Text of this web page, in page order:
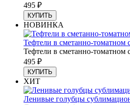
495 ₽
КУПИТЬ
НОВИНКА
Тефтели в сметанно-томатном
Тефтели в сметанно-томатном
495 ₽
КУПИТЬ
ХИТ
Ленивые голубцы